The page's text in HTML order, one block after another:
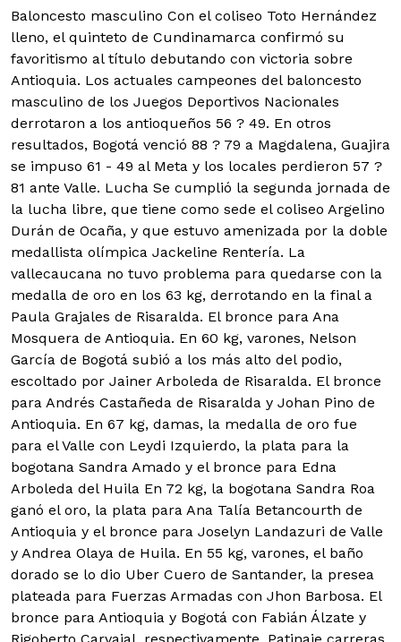
Baloncesto masculino Con el coliseo Toto Hernández
lleno, el quinteto de Cundinamarca confirmó su
favoritismo al título debutando con victoria sobre
Antioquia. Los actuales campeones del baloncesto
masculino de los Juegos Deportivos Nacionales
derrotaron a los antioqueños 56 ? 49. En otros
resultados, Bogotá venció 88 ? 79 a Magdalena, Guajira
se impuso 61 - 49 al Meta y los locales perdieron 57 ?
81 ante Valle. Lucha Se cumplió la segunda jornada de
la lucha libre, que tiene como sede el coliseo Argelino
Durán de Ocaña, y que estuvo amenizada por la doble
medallista olímpica Jackeline Rentería. La
vallecaucana no tuvo problema para quedarse con la
medalla de oro en los 63 kg, derrotando en la final a
Paula Grajales de Risaralda. El bronce para Ana
Mosquera de Antioquia. En 60 kg, varones, Nelson
García de Bogotá subió a los más alto del podio,
escoltado por Jainer Arboleda de Risaralda. El bronce
para Andrés Castañeda de Risaralda y Johan Pino de
Antioquia. En 67 kg, damas, la medalla de oro fue
para el Valle con Leydi Izquierdo, la plata para la
bogotana Sandra Amado y el bronce para Edna
Arboleda del Huila En 72 kg, la bogotana Sandra Roa
ganó el oro, la plata para Ana Talía Betancourth de
Antioquia y el bronce para Joselyn Landazuri de Valle
y Andrea Olaya de Huila. En 55 kg, varones, el baño
dorado se lo dio Uber Cuero de Santander, la presea
plateada para Fuerzas Armadas con Jhon Barbosa. El
bronce para Antioquia y Bogotá con Fabián Álzate y